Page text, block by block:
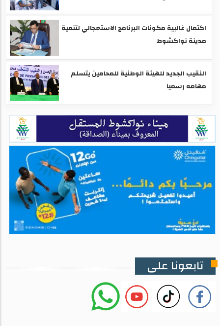
اكتمال غالبية مكونات البرنامج الاستعجالي لتنمية
مدينة نواكشوط
النقيب الجديد للهيئة الوطنية للمحامين يتسلم
مهامه رسميا
تابعونا على